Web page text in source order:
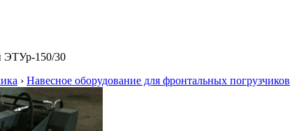
ЭТУр-150/30
› Навесное оборудование для фронтальных погрузчиков